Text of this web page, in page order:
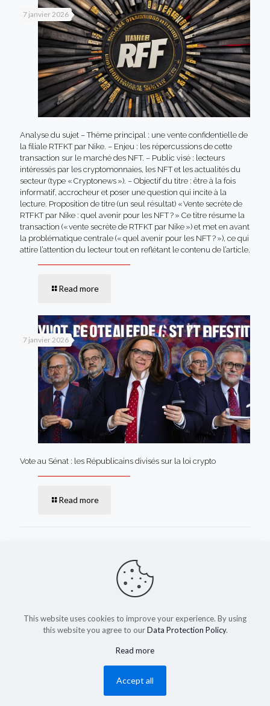
7 janvier 2026
Analyse du sujet – Thème principal : une vente confidentielle de
la filiale RTFKT par Nike. – Enjeu : les répercussions de cette
transaction sur le marché des NFT. – Public visé : lecteurs
intéressés par les cryptomonnaies, les NFT et les actualités du
secteur (type « Cryptonews »). – Objectif du titre : être à la fois
informatif, accrocheur et poser une question qui incite à la
lecture. Proposition de titre (un seul résultat) « Vente secrète de
RTFKT par Nike : quel avenir pour les NFT ? » Ce titre résume la
transaction (« vente secrète de RTFKT par Nike ») et met en avant
la problématique centrale (« quel avenir pour les NFT ? »), ce qui
attire l’attention du lecteur tout en reflétant le contenu de l’article.
Read more
7 janvier 2026
Vote au Sénat : les Républicains divisés sur la loi crypto
Read more
This website uses cookies to improve your experience. By using
this website you agree to ourData Protection Policy.
Read more
Accept all